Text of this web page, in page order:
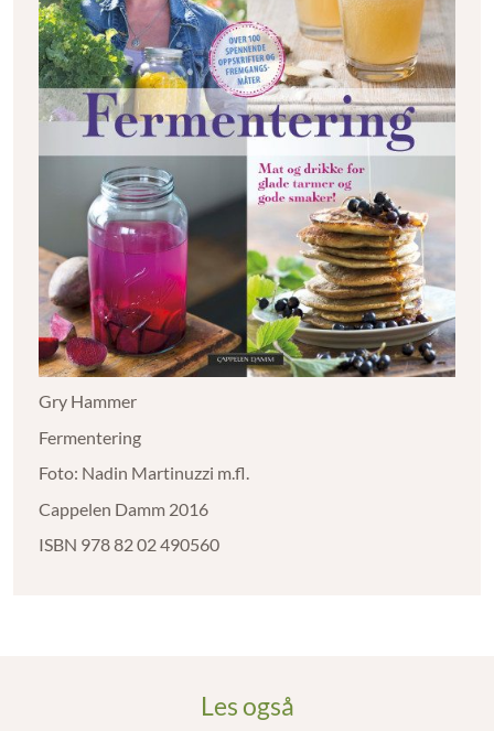
Gry Hammer
Fermentering
Foto: Nadin Martinuzzi m.fl.
Cappelen Damm 2016
ISBN 978 82 02 490560
Les også